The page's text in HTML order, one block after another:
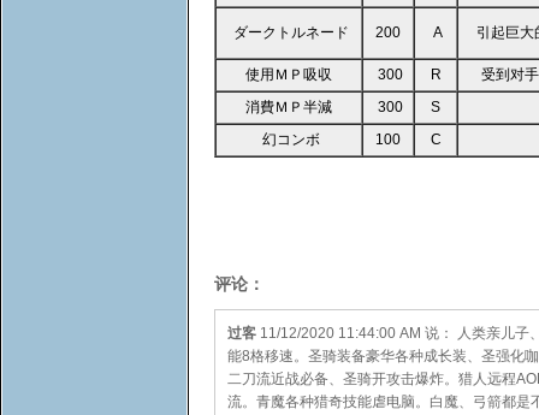
ダークトルネード 200 A 引起巨
使用ＭＰ吸収 300 R
受到对
消費ＭＰ半減
300
S
幻コンボ
100 C
评论：
过客 11/12/2020 11:44:00 AM 说： 人类亲儿子
能8格移速。圣骑装备豪华各种成长装、圣强化
二刀流近战必备、圣骑开攻击爆炸。猎人远程
流。青魔各种猎奇技能虐电脑。白魔、弓箭都